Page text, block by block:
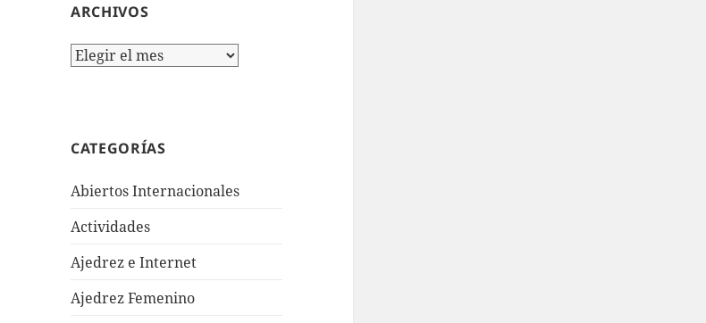
ARCHIVOS
Archivos
CATEGORÍAS
Abiertos Internacionales
Actividades
Ajedrez e Internet
Ajedrez Femenino